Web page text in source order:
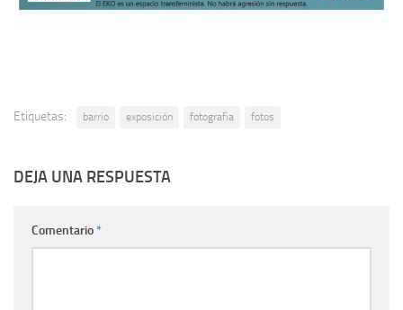
Etiquetas: barrio exposición fotografia fotos
DEJA UNA RESPUESTA
Comentario*